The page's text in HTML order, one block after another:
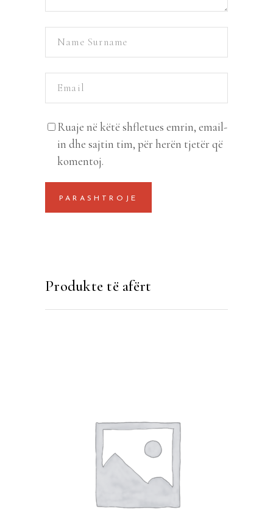
Ruaje në këtë shfletues emrin, email-
in dhe sajtin tim, për herën tjetër që
komentoj.
Produkte të afërt
SHTOJE NË SHPORTË